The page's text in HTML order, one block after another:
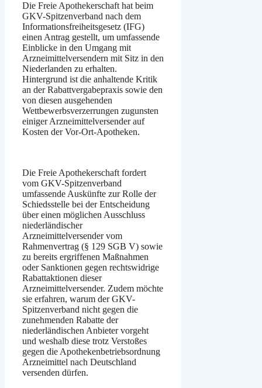
Die Freie Apothekerschaft hat beim
GKV-Spitzenverband nach dem
Informationsfreiheitsgesetz (IFG)
einen Antrag gestellt, um umfassende
Einblicke in den Umgang mit
Arzneimittelversendern mit Sitz in den
Niederlanden zu erhalten.
Hintergrund ist die anhaltende Kritik
an der Rabattvergabepraxis sowie den
von diesen ausgehenden
Wettbewerbsverzerrungen zugunsten
einiger Arzneimittelversender auf
Kosten der Vor-Ort-Apotheken.
Die Freie Apothekerschaft fordert
vom GKV-Spitzenverband
umfassende Auskünfte zur Rolle der
Schiedsstelle bei der Entscheidung
über einen möglichen Ausschluss
niederländischer
Arzneimittelversender vom
Rahmenvertrag (§ 129 SGB V) sowie
zu bereits ergriffenen Maßnahmen
oder Sanktionen gegen rechtswidrige
Rabattaktionen dieser
Arzneimittelversender. Zudem möchte
sie erfahren, warum der GKV-
Spitzenverband nicht gegen die
zunehmenden Rabatte der
niederländischen Anbieter vorgeht
und weshalb diese trotz Verstoßes
gegen die Apothekenbetriebsordnung
Arzneimittel nach Deutschland
versenden dürfen.